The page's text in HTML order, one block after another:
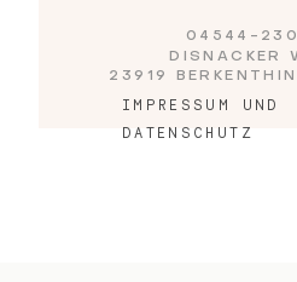
IMPRESSUM UND
DATENSCHUTZ
04544-
DISNACKER
23919